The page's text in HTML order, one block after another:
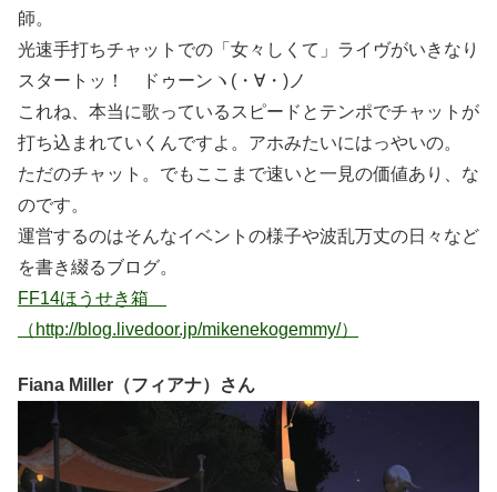
師。
光速手打ちチャットでの「女々しくて」ライヴがいきなり
スタートッ！ ドゥーンヽ(・∀・)ノ
これね、本当に歌っているスピードとテンポでチャットが
打ち込まれていくんですよ。アホみたいにはっやいの。
ただのチャット。でもここまで速いと一見の価値あり、な
のです。
運営するのはそんなイベントの様子や波乱万丈の日々など
を書き綴るブログ。
FF14ほうせき箱
（http://blog.livedoor.jp/mikenekogemmy/）
Fiana Miller（フィアナ）さん